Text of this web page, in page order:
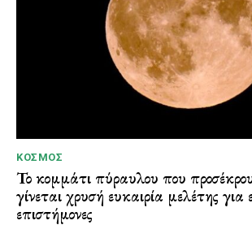
ΚΌΣΜΟΣ
Το κομμάτι πύραυλου που
γίνεται χρυσή ευκαιρία μελέτης για
επιστήμονες